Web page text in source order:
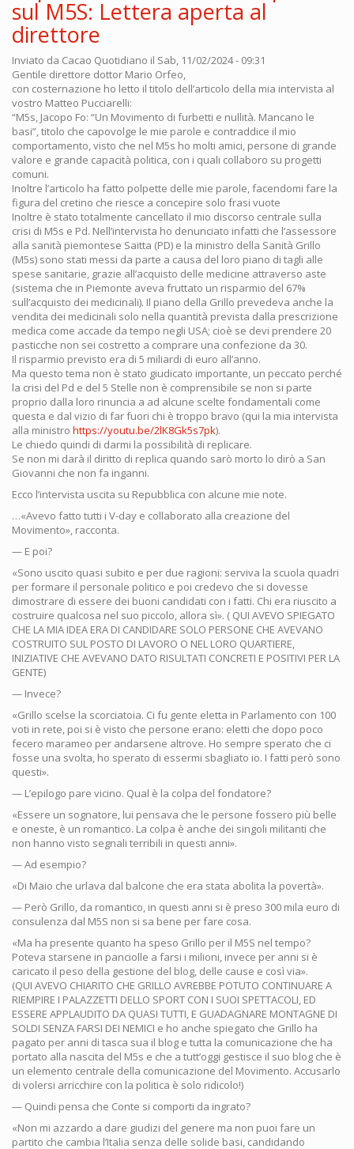
sul M5S: Lettera aperta al
direttore
Inviato da Cacao Quotidiano il Sab, 11/02/2024 - 09:31
Gentile direttore dottor Mario Orfeo,
con costernazione ho letto il titolo dell’articolo della mia intervista al
vostro Matteo Pucciarelli:
“M5s, Jacopo Fo: “Un Movimento di furbetti e nullità. Mancano le
basi”, titolo che capovolge le mie parole e contraddice il mio
comportamento, visto che nel M5s ho molti amici, persone di grande
valore e grande capacità politica, con i quali collaboro su progetti
comuni.
Inoltre l’articolo ha fatto polpette delle mie parole, facendomi fare la
figura del cretino che riesce a concepire solo frasi vuote
Inoltre è stato totalmente cancellato il mio discorso centrale sulla
crisi di M5s e Pd. Nell’intervista ho denunciato infatti che l’assessore
alla sanità piemontese Saitta (PD) e la ministro della Sanità Grillo
(M5s) sono stati messi da parte a causa del loro piano di tagli alle
spese sanitarie, grazie all’acquisto delle medicine attraverso aste
(sistema che in Piemonte aveva fruttato un risparmio del 67%
sull’acquisto dei medicinali). Il piano della Grillo prevedeva anche la
vendita dei medicinali solo nella quantità prevista dalla prescrizione
medica come accade da tempo negli USA; cioè se devi prendere 20
pasticche non sei costretto a comprare una confezione da 30.
Il risparmio previsto era di 5 miliardi di euro all’anno.
Ma questo tema non è stato giudicato importante, un peccato perché
la crisi del Pd e del 5 Stelle non è comprensibile se non si parte
proprio dalla loro rinuncia a ad alcune scelte fondamentali come
questa e dal vizio di far fuori chi è troppo bravo (qui la mia intervista
alla ministro https://youtu.be/2lK8Gk5s7pk).
Le chiedo quindi di darmi la possibilità di replicare.
Se non mi darà il diritto di replica quando sarò morto lo dirò a San
Giovanni che non fa inganni.
Ecco l’intervista uscita su Repubblica con alcune mie note.
…«Avevo fatto tutti i V-day e collaborato alla creazione del
Movimento», racconta.
— E poi?
«Sono uscito quasi subito e per due ragioni: serviva la scuola quadri
per formare il personale politico e poi credevo che si dovesse
dimostrare di essere dei buoni candidati con i fatti. Chi era riuscito a
costruire qualcosa nel suo piccolo, allora sì». ( QUI AVEVO SPIEGATO
CHE LA MIA IDEA ERA DI CANDIDARE SOLO PERSONE CHE AVEVANO
COSTRUITO SUL POSTO DI LAVORO O NEL LORO QUARTIERE,
INIZIATIVE CHE AVEVANO DATO RISULTATI CONCRETI E POSITIVI PER LA
GENTE)
— Invece?
«Grillo scelse la scorciatoia. Ci fu gente eletta in Parlamento con 100
voti in rete, poi si è visto che persone erano: eletti che dopo poco
fecero marameo per andarsene altrove. Ho sempre sperato che ci
fosse una svolta, ho sperato di essermi sbagliato io. I fatti però sono
questi».
— L’epilogo pare vicino. Qual è la colpa del fondatore?
«Essere un sognatore, lui pensava che le persone fossero più belle
e oneste, è un romantico. La colpa è anche dei singoli militanti che
non hanno visto segnali terribili in questi anni».
— Ad esempio?
«Di Maio che urlava dal balcone che era stata abolita la povertà».
— Però Grillo, da romantico, in questi anni si è preso 300 mila euro di
consulenza dal M5S non si sa bene per fare cosa.
«Ma ha presente quanto ha speso Grillo per il M5S nel tempo?
Poteva starsene in panciolle a farsi i milioni, invece per anni si è
caricato il peso della gestione del blog, delle cause e così via».
(QUI AVEVO CHIARITO CHE GRILLO AVREBBE POTUTO CONTINUARE A
RIEMPIRE I PALAZZETTI DELLO SPORT CON I SUOI SPETTACOLI, ED
ESSERE APPLAUDITO DA QUASI TUTTI, E GUADAGNARE MONTAGNE DI
SOLDI SENZA FARSI DEI NEMICI e ho anche spiegato che Grillo ha
pagato per anni di tasca sua il blog e tutta la comunicazione che ha
portato alla nascita del M5s e che a tutt’oggi gestisce il suo blog che è
un elemento centrale della comunicazione del Movimento. Accusarlo
di volersi arricchire con la politica è solo ridicolo!)
— Quindi pensa che Conte si comporti da ingrato?
«Non mi azzardo a dare giudizi del genere ma non puoi fare un
partito che cambia l’Italia senza delle solide basi, candidando